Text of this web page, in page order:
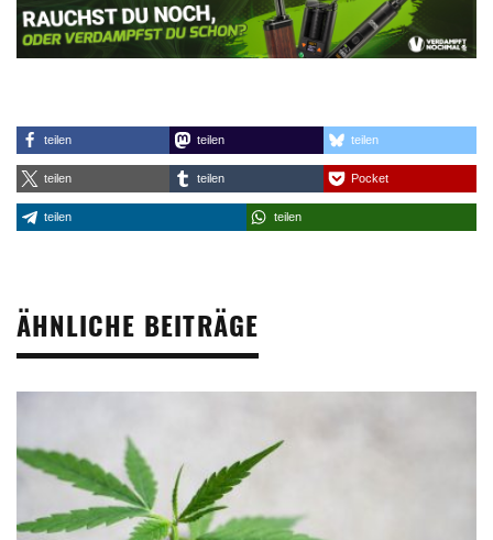
teilen teilen teilen
teilen teilen Pocket
teilen teilen
ÄHNLICHE BEITRÄGE